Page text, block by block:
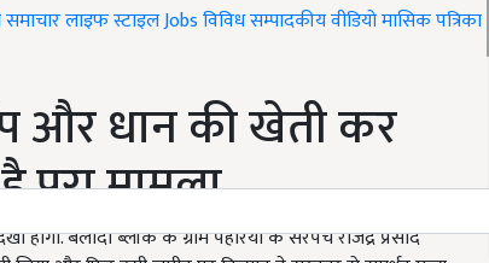
लाइफ स्टाइलJobsविविधसम्पादकीयवीडियोमासिक पत्रिका
और धान की खेती कर
पूरा मामला
होगा. बलौदा ब्लॉक के ग्राम पहरिया के सरपंच राजेंद्र प्रसाद